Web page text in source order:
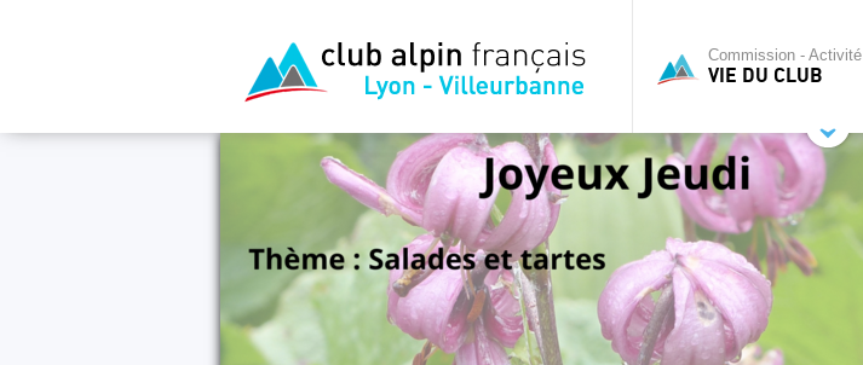
Commission - Activité
VIE DU CLUB